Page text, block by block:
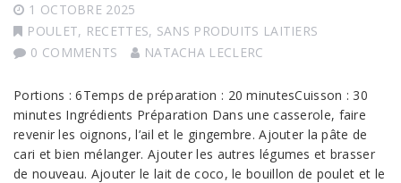
1 OCTOBRE 2025
POULET, RECETTES, SANS PRODUITS LAITIERS
0 COMMENTS
NATACHA LECLERC
Portions : 6Temps de préparation : 20 minutesCuisson : 30
minutes Ingrédients Préparation Dans une casserole, faire
revenir les oignons, l’ail et le gingembre. Ajouter la pâte de
cari et bien mélanger. Ajouter les autres légumes et brasser
de nouveau. Ajouter le lait de coco, le bouillon de poulet et le